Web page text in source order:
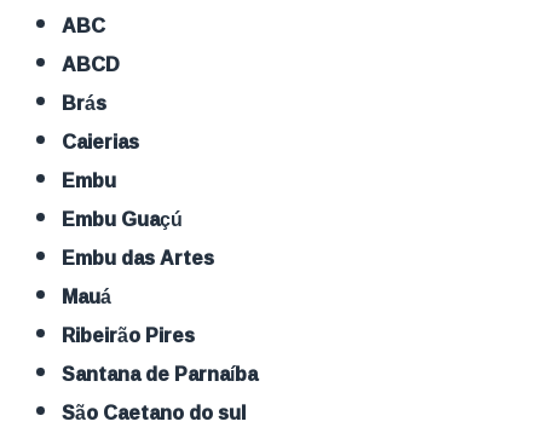
ABC
ABCD
Brás
Caierias
Embu
Embu Guaçú
Embu das Artes
Mauá
Ribeirão Pires
Santana de Parnaíba
São Caetano do sul